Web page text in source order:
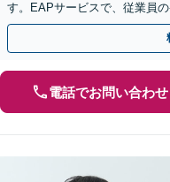
す。EAPサービスで、従業員
在に！メンタルヘルスのご相
電話でお問い合わせ